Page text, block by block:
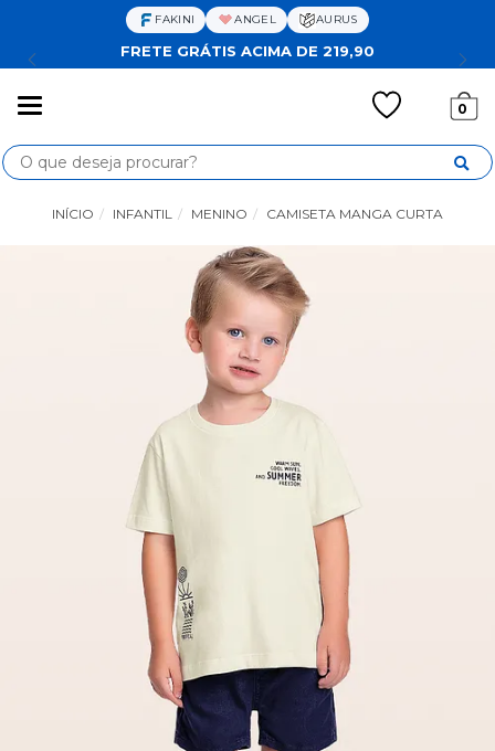
FAKINI ANGEL AURUS
FRETE GRÁTIS ACIMA DE 219,90
0
Busca
INÍCIO INFANTIL MENINO CAMISETA MANGA CURTA